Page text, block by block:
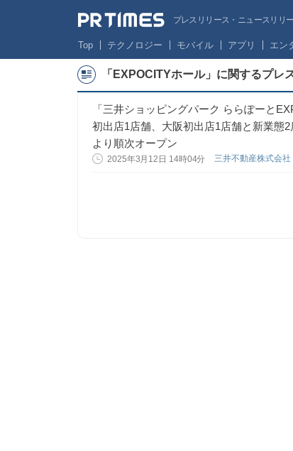
プレスリリース・ニュースリリ
Top テクノロジー モバイル アプリ エン
「EXPOCITYホール」に関するプレ
「三井ショッピングパーク ららぽーと
初出店1店舗、大阪初出店1店舗と新業態
より順次オープン
2025年3月12日 14時04分 三井不動産株式会社